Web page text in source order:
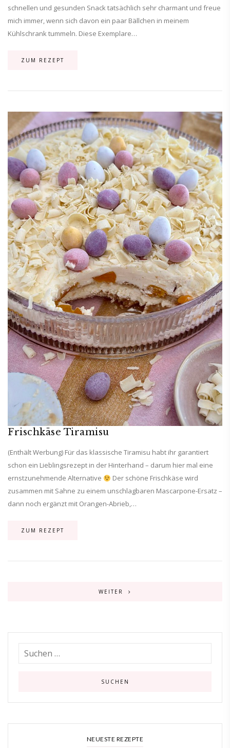
schnellen und gesunden Snack tatsächlich sehr charmant und freue
mich immer, wenn sich davon ein paar Bällchen in meinem
Kühlschrank tummeln. Diese Exemplare…
ZUM REZEPT
Frischkäse Tiramisu
(Enthält Werbung) Für das klassische Tiramisu habt ihr garantiert
schon ein Lieblingsrezept in der Hinterhand – darum hier mal eine
ernstzunehmende Alternative
Der schöne Frischkäse wird
zusammen mit Sahne zu einem unschlagbaren Mascarpone-Ersatz –
dann noch ergänzt mit Orangen-Abrieb,…
ZUM REZEPT
WEITER
NEUESTE REZEPTE